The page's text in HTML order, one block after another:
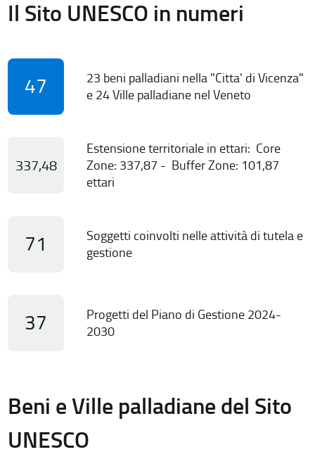
Il Sito UNESCO in numeri
47
23 beni palladiani nella "Citta' di Vicenza"
e 24 Ville palladiane nel Veneto
337,48
Estensione territoriale in ettari: Core
Zone: 337,87 - Buffer Zone: 101,87
ettari
71
Soggetti coinvolti nelle attività di tutela e
gestione
37
Progetti del Piano di Gestione 2024-
2030
Beni e Ville palladiane del Sito
UNESCO